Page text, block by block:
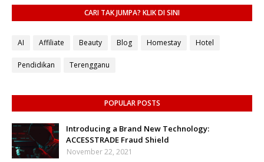
CARI TAK JUMPA? KLIK DI SINI
AI Affiliate Beauty Blog Homestay Hotel
Pendidikan Terengganu
POPULAR POSTS
Introducing a Brand New Technology:
ACCESSTRADE Fraud Shield
November 22, 2021